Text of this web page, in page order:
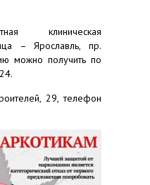
клиническая
– Ярославль, пр.
можно получить по
29, телефон